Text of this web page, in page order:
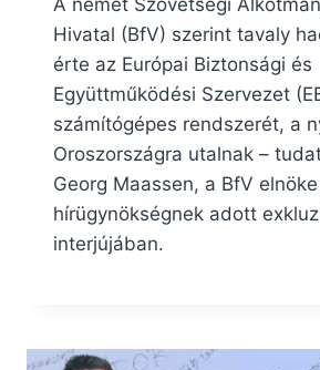
A német Szövetségi
Hivatal (BfV) szerint tavaly
érte az Európai Biztonsági és
Együttműködési Szervezet
számítógépes rendszerét, a
Oroszországra utalnak –
Georg Maassen, a BfV
hírügynökségnek adott
interjújában.